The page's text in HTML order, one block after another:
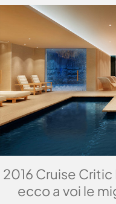
2016 Cruise
ecco a voi le